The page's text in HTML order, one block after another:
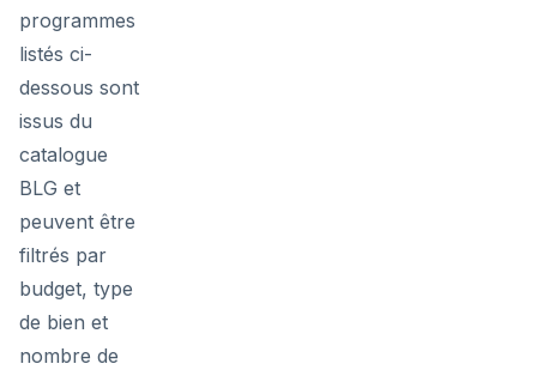
programmes
listés ci-
dessous sont
issus du
catalogue
BLG et
peuvent être
filtrés par
budget, type
de bien et
nombre de